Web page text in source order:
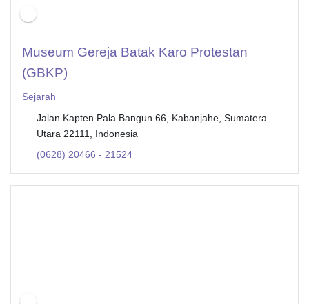
Museum Gereja Batak Karo Protestan
(GBKP)
Sejarah
Jalan Kapten Pala Bangun 66, Kabanjahe, Sumatera
Utara 22111, Indonesia
(0628) 20466 - 21524